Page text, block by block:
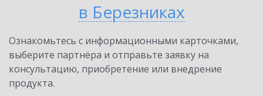
в Березниках
Ознакомьтесь с информационными карточками,
выберите партнёра и отправьте заявку на
консультацию, приобретение или внедрение
продукта.